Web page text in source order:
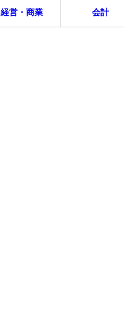
経営・商業 会計